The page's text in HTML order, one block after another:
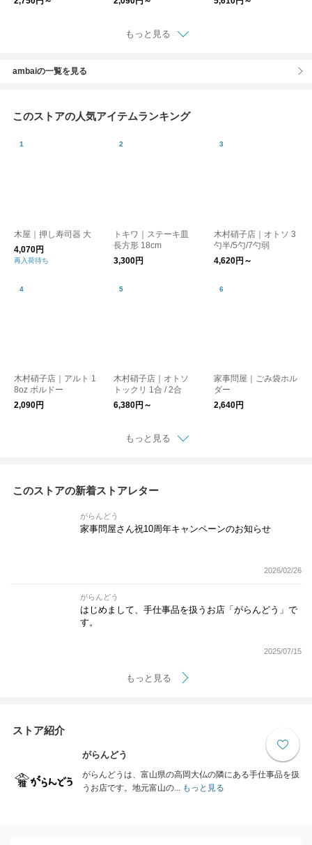
もっと見る
ambaiの一覧を見る
このストアの人気アイテムランキング
木屋｜押し寿司器 大
4,070円
再入荷待ち
トキワ｜ステーキ皿
長方形 18cm
3,300円
木村硝子店｜オトソ 3
勺半/5勺/7勺弱
4,620円～
木村硝子店｜アルト 1
8oz ボルドー
2,090円
木村硝子店｜オトソ
トックリ 1合 / 2合
6,380円～
家事問屋｜ごみ袋ホル
ダー
2,640円
もっと見る
このストアの新着ストアレター
がらんどう
家事問屋さん祝10周年キャンペーンのお知らせ
2026/02/26
がらんどう
はじめまして、手仕事品を扱うお店「がらんどう」で
す。
2025/07/15
もっと見る
ストア紹介
がらんどう
がらんどうは、富山県の高岡大仏の隣にある手仕事品を扱
うお店です。地元富山の...
もっと見る